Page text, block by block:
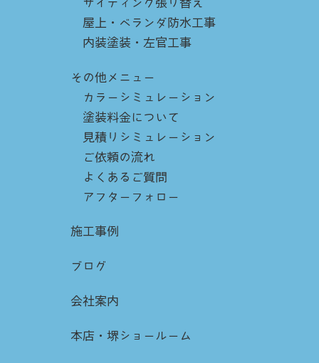
屋上・ベランダ防水工事
内装塗装・左官工事
その他メニュー
カラーシミュレーション
塗装料金について
見積りシミュレーション
ご依頼の流れ
よくあるご質問
アフターフォロー
施工事例
ブログ
会社案内
本店・堺ショールーム